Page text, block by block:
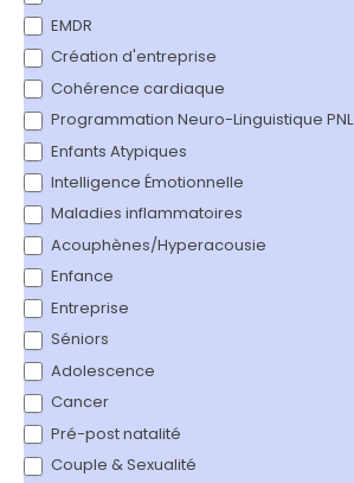
EMDR
Création d'entreprise
Cohérence cardiaque
Programmation Neuro-Linguistique PNL
Enfants Atypiques
Intelligence Émotionnelle
Maladies inflammatoires
Acouphènes/Hyperacousie
Enfance
Entreprise
Séniors
Adolescence
Cancer
Pré-post natalité
Couple & Sexualité